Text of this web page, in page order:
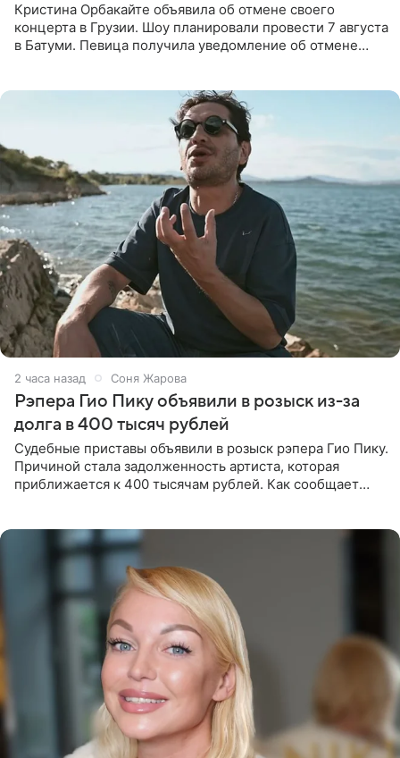
Кристина Орбакайте объявила об отмене своего
концерта в Грузии. Шоу планировали провести 7 августа
в Батуми. Певица получила уведомление об отмене
2 часа назад Соня Жарова
Рэпера Гио Пику объявили в розыск из-за
долга в 400 тысяч рублей
Судебные приставы объявили в розыск рэпера Гио Пику.
Причиной стала задолженность артиста, которая
приближается к 400 тысячам рублей. Как сообщает